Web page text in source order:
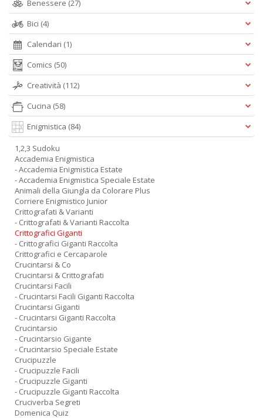
Benessere (27)
Bici (4)
Calendari (1)
Comics (50)
Creatività (112)
Cucina (58)
Enigmistica (84)
1,2,3 Sudoku
Accademia Enigmistica
- Accademia Enigmistica Estate
- Accademia Enigmistica Speciale Estate
Animali della Giungla da Colorare Plus
Corriere Enigmistico Junior
Crittografati & Varianti
- Crittografati & Varianti Raccolta
Crittografici Giganti
- Crittografici Giganti Raccolta
Crittografici e Cercaparole
Crucintarsi & Co
Crucintarsi & Crittografati
Crucintarsi Facili
- Crucintarsi Facili Giganti Raccolta
Crucintarsi Giganti
- Crucintarsi Giganti Raccolta
Crucintarsio
- Crucintarsio Gigante
- Crucintarsio Speciale Estate
Crucipuzzle
- Crucipuzzle Facili
- Crucipuzzle Giganti
- Crucipuzzle Giganti Raccolta
Cruciverba Segreti
Domenica Quiz